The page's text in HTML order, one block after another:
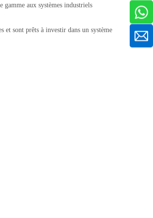
gamme aux systèmes industriels
et sont prêts à investir dans un système